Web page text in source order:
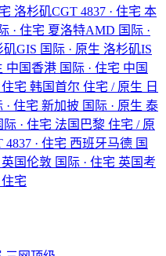
洛杉矶CGT 4837 · 住宅 本
· 住宅 夏洛特AMD 国际 ·
矶GIS 国际 · 原生 洛杉矶IS
中国香港 国际 · 住宅 中国
住宅 韩国首尔 住宅 / 原生 日
· 住宅 新加披 国际 · 原生 泰
际 · 住宅 法国巴黎 住宅 / 原
4837 · 住宅 西班牙马德 国
英国伦敦 国际 · 住宅 英国考
住宅